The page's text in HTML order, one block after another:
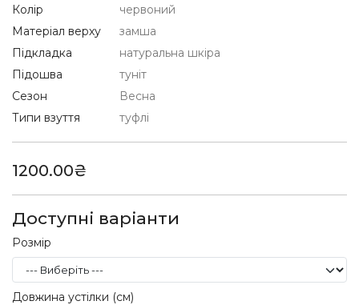
Колір
червоний
Матеріал верху
замша
Підкладка
натуральна шкіра
Підошва
туніт
Сезон
Весна
Типи взуття
туфлі
1200.00₴
Доступні варіанти
Розмір
Довжина устілки (см)